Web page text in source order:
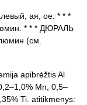
ая, ое. * * *
* * * ДЮРАЛЬ
(см.
apibrėžtis Al
Mn, 0,5–
Ti. atitikmenys: